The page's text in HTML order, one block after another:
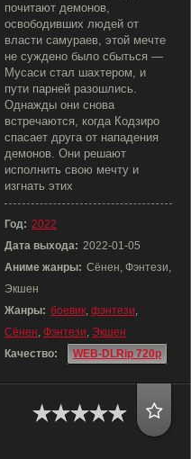
почитают демонов,
освободивших людей от
власти самураев, этой мечте
не суждено было сбыться —
Мусаси стал шахтером, и
пути парней разошлись.
Однажды они снова
встречаются, когда Кодзиро
спасает друга от нападения
демонов. Они решают
исполнить свою мечту и
изгнать этих
Год: 2022
Дата выхода: 2022-01-05
Аниме жанры: Сёнен, Фэнтези,
Экшен
Жанры: боевик, фэнтези,
Сёнен, Фэнтези, Экшен
Качество:
WEB-DLRip 720p